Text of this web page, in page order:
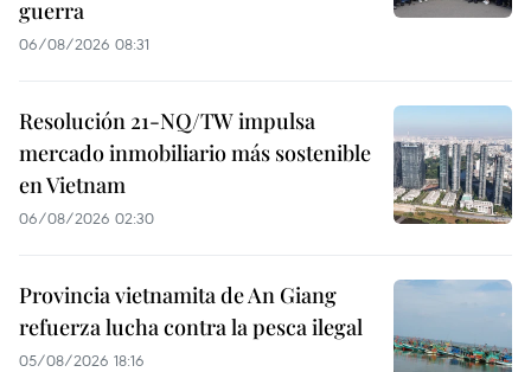
guerra
06/08/2026 08:31
Resolución 21-NQ/TW impulsa
mercado inmobiliario más sostenible
en Vietnam
06/08/2026 02:30
Provincia vietnamita de An Giang
refuerza lucha contra la pesca ilegal
05/08/2026 18:16